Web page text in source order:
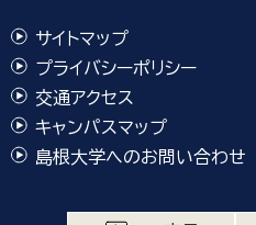
サイトマップ
プライバシーポリシー
交通アクセス
キャンパスマップ
島根大学へのお問い合わせ